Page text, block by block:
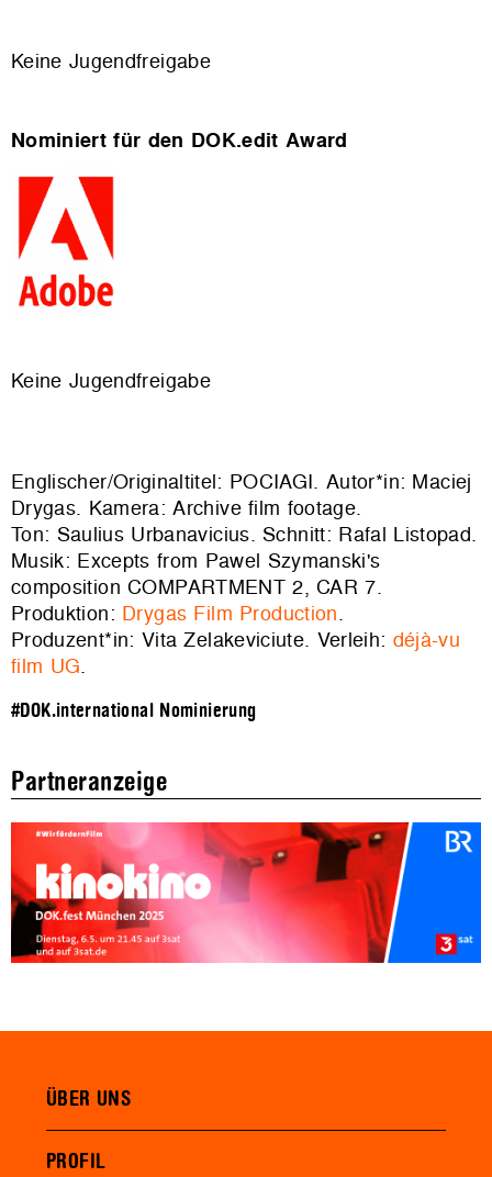
Keine Jugendfreigabe
Nominiert für den DOK.edit Award
Keine Jugendfreigabe
Englischer/Originaltitel: POCIAGI. Autor*in: Maciej
Drygas. Kamera: Archive film footage.
Ton: Saulius Urbanavicius. Schnitt: Rafal Listopad.
Musik: Excepts from Pawel Szymanski's
composition COMPARTMENT 2, CAR 7.
Produktion: Drygas Film Production.
Produzent*in: Vita Zelakeviciute. Verleih: déjà-vu
film UG.
#DOK.international Nominierung
Partneranzeige
ÜBER UNS
PROFIL